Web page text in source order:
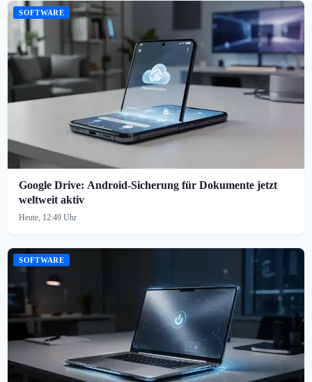
SOFTWARE
Google Drive: Android-Sicherung für Dokumente jetzt
weltweit aktiv
Heute, 12:49 Uhr
SOFTWARE